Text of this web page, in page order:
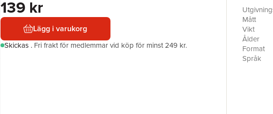
139 kr
Lägg i varukorg
Skickas . Fri frakt för medlemmar vid köp för minst 249 kr.
room.
them, so
can tell
readers
Mått
Vikt
Ålder
Format
Språk